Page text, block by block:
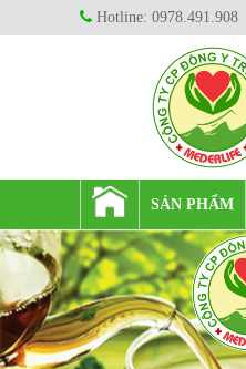
Hotline: 0978.491.908
SẢN PHẨM